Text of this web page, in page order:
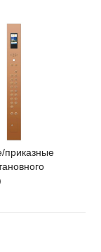
приказные